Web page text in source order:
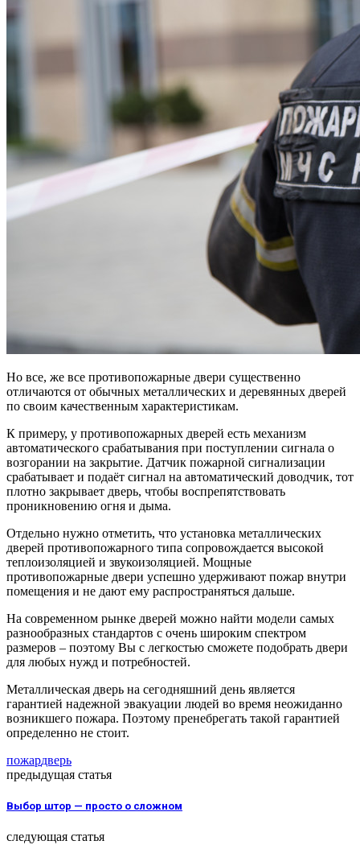
Но все, же все противопожарные двери существенно
отличаются от обычных металлических и деревянных дверей
по своим качественным характеристикам.
К примеру, у противопожарных дверей есть механизм
автоматического срабатывания при поступлении сигнала о
возгорании на закрытие. Датчик пожарной сигнализации
срабатывает и подаёт сигнал на автоматический доводчик, тот
плотно закрывает дверь, чтобы воспрепятствовать
проникновению огня и дыма.
Отдельно нужно отметить, что установка металлических
дверей противопожарного типа сопровождается высокой
теплоизоляцией и звукоизоляцией. Мощные
противопожарные двери успешно удерживают пожар внутри
помещения и не дают ему распространяться дальше.
На современном рынке дверей можно найти модели самых
разнообразных стандартов с очень широким спектром
размеров – поэтому Вы с легкостью сможете подобрать двери
для любых нужд и потребностей.
Металлическая дверь на сегодняшний день является
гарантией надежной эвакуации людей во время неожиданно
возникшего пожара. Поэтому пренебрегать такой гарантией
определенно не стоит.
пожардверь
предыдущая статья
Выбор штор — просто о сложном
следующая статья